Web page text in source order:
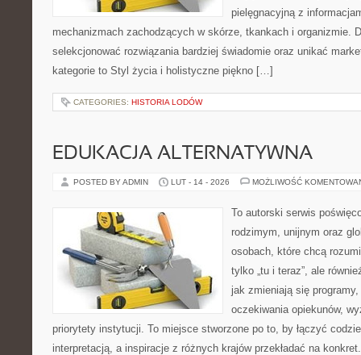
pielęgnacyjną z
mechanizmach zachodzących w skórze, tkankach i organizmie.
selekcjonować rozwiązania bardziej świadomie oraz unikać
kategorie to Styl życia i holistyczne piękno […]
CATEGORIES: HISTORIA LODÓW
EDUKACJA ALTERNATYWNA
POSTED BY ADMIN LUT - 14 - 2026 MOŻLIWOŚĆ
To autorski serwis
rodzimym, unijnym oraz
osobach, które chcą
tylko „tu i teraz”, ale
jak zmieniają się
oczekiwania opiekunów,
priorytety instytucji. To miejsce stworzone po to, by łączyć
interpretacją, a inspiracje z różnych krajów przekładać na